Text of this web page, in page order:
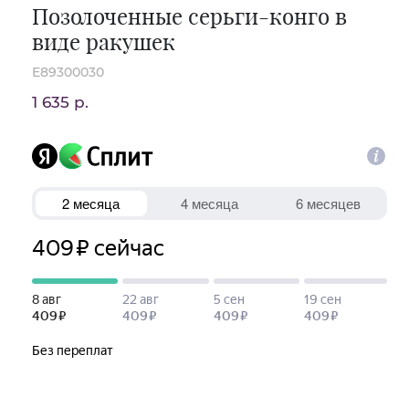
Позолоченные серьги-конго в
виде ракушек
E89300030
1 635 р.